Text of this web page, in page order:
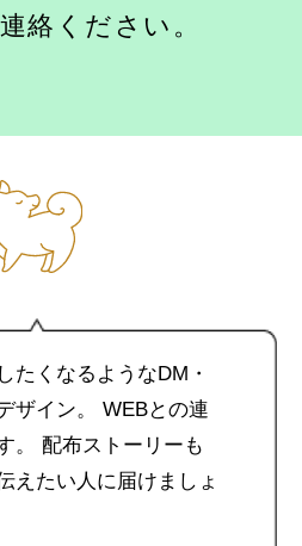
絡ください。
たくなるようなDM・
ザイン。
WEBとの連
。
配布ストーリーも
えたい人に届けましょ